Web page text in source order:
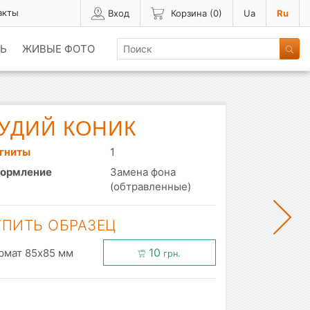
Вход Корзина (0) Ua Ru
ЖИВЫЕ ФОТО
КОНИК
1
Замена фона
(обтравленные)
ОБРАЗЕЦ
85x85 мм 10 грн.